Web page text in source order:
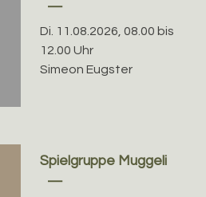
Di. 11.08.2026, 08.00 bis
12.00 Uhr
Simeon Eugster
Spielgruppe Muggeli